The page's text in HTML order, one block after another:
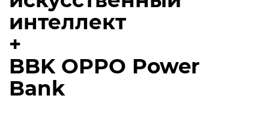
интеллект
+
BBK OPPO Power
Bank